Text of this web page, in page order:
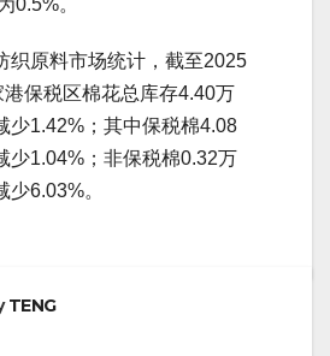
0.5%。
织原料市场统计，截至2025
保税区棉花总库存4.40万
少1.42%；其中保税棉4.08
少1.04%；非保税棉0.32万
6.03%。
TENG